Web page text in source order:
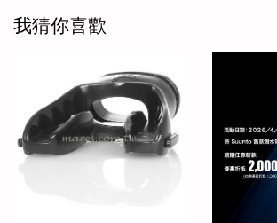
我猜你喜歡